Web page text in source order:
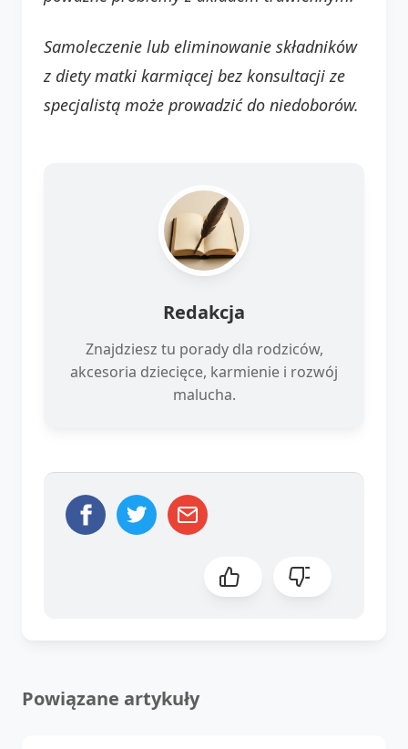
Samoleczenie lub eliminowanie składników
z diety matki karmiącej bez konsultacji ze
specjalistą może prowadzić do niedoborów.
Redakcja
Znajdziesz tu porady dla rodziców,
akcesoria dziecięce, karmienie i rozwój
malucha.
Powiązane artykuły